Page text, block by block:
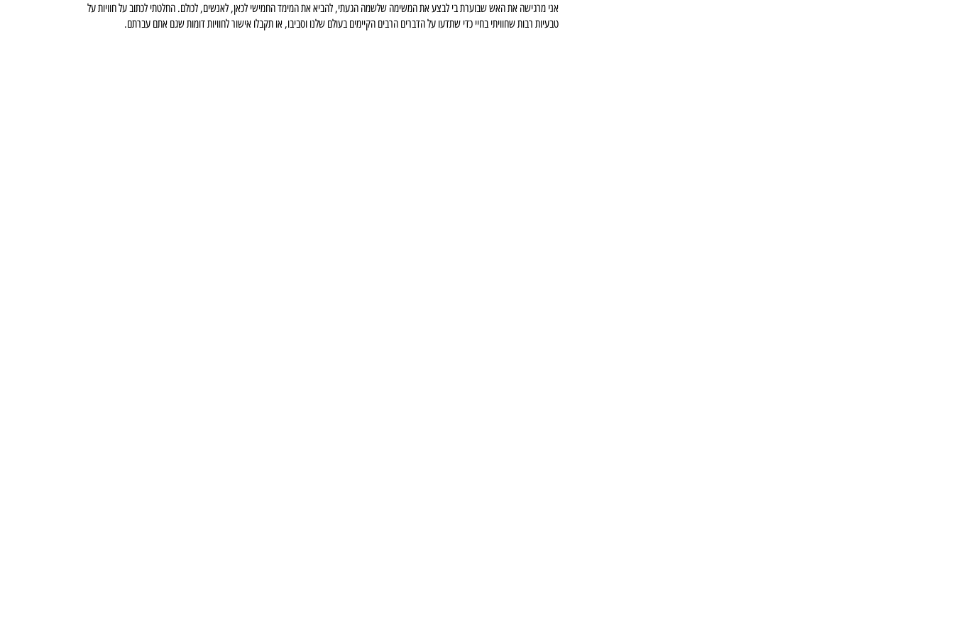
אני מרגישה את האש שבוערת בי לבצע את המשימה שלשמה הגעתי, להביא את המימד החמישי לכאן, לאנשים, לכולם. החלטתי לכתוב על חוויות על
טבעיות רבות שחוויתי בחיי כדי שתדעו על הדברים הרבים הקיימים בעולם שלנו וסביבו, או תקבלו אישור לחוויות דומות שגם אתם עברתם.